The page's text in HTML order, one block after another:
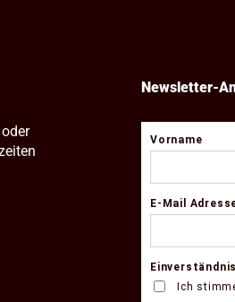
Newsletter-